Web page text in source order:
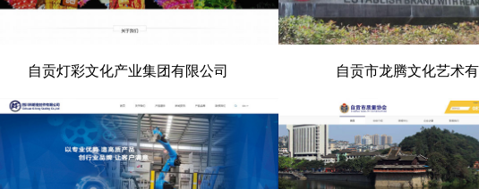
自贡灯彩文化产业集团有限公司
自贡灯彩文化产业集团有限公司
自贡市龙腾文化艺
自贡市龙腾文化艺术